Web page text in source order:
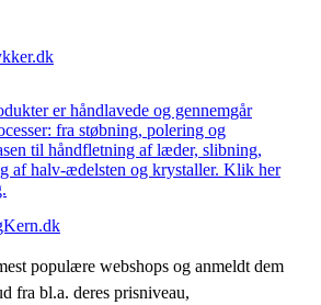
er håndlavede og gennemgår
fra støbning, polering og
til håndfletning af læder, slibning,
af halv-ædelsten og krystaller. Klik her
populære webshops og anmeldt dem
fra bl.a. deres prisniveau,